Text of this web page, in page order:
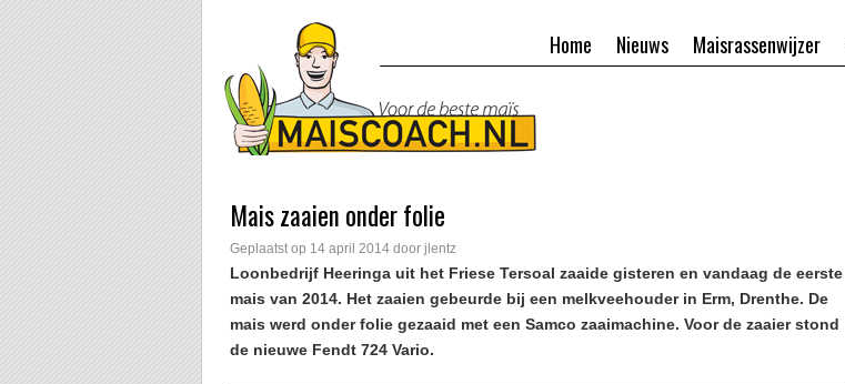
Maisrassenwijzer
Nieuws
Home
Mais zaaien onder folie
Geplaatst op 14 april 2014 door jlentz
Loonbedrijf Heeringa uit het Friese Tersoal zaaide gisteren en vandaag de eerste
mais van 2014. Het zaaien gebeurde bij een melkveehouder in Erm, Drenthe. De
mais werd onder folie gezaaid met een Samco zaaimachine. Voor de zaaier stond
de nieuwe Fendt 724 Vario.